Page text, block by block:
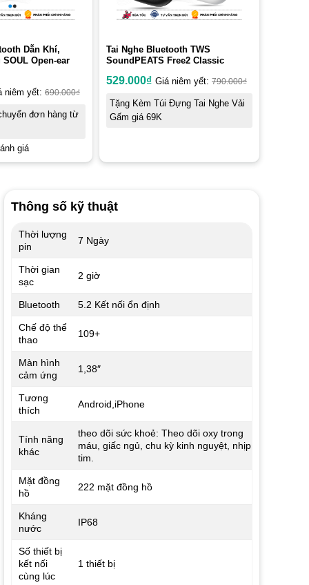
Dẫn Khí,
Open-ear
niêm yết: 690.000₫
đơn hàng từ
giá
Tai Nghe Bluetooth TWS
SoundPEATS Free2 Classic
529.000₫ Giá niêm yết: 790.000₫
Tặng Kèm Túi Đựng Tai Nghe Vải
Gấm giá 69K
Thông số kỹ thuật
Thời lượng
pin
7 Ngày
Thời gian
sạc
2 giờ
Bluetooth 5.2 Kết nối ổn định
Chế độ thể
thao
109+
Màn hình
cảm ứng
1,38″
Tương
thích
Android,iPhone
Tính năng
khác
theo dõi sức khoẻ: Theo dõi oxy trong
máu, giấc ngủ, chu kỳ kinh nguyệt, nhịp
tim.
Mặt đồng
hồ
222 mặt đồng hồ
Kháng
nước
IP68
Số thiết bị
kết nối
cùng lúc
1 thiết bị